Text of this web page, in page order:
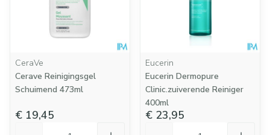
CeraVe
Cerave Reinigingsgel
Schuimend 473ml
€ 19,45
Eucerin
Eucerin Dermopure
Clinic.zuiverende Reiniger
400ml
€ 23,95